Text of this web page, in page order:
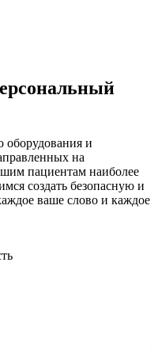
и
на
пациентам наиболее
создать безопасную и
ваше слово и каждое